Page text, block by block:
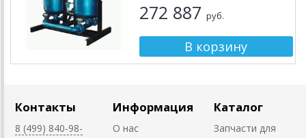
272 887 руб.
Контакты
8 (499) 840-98-
Информация
О нас
Каталог
Запчасти для